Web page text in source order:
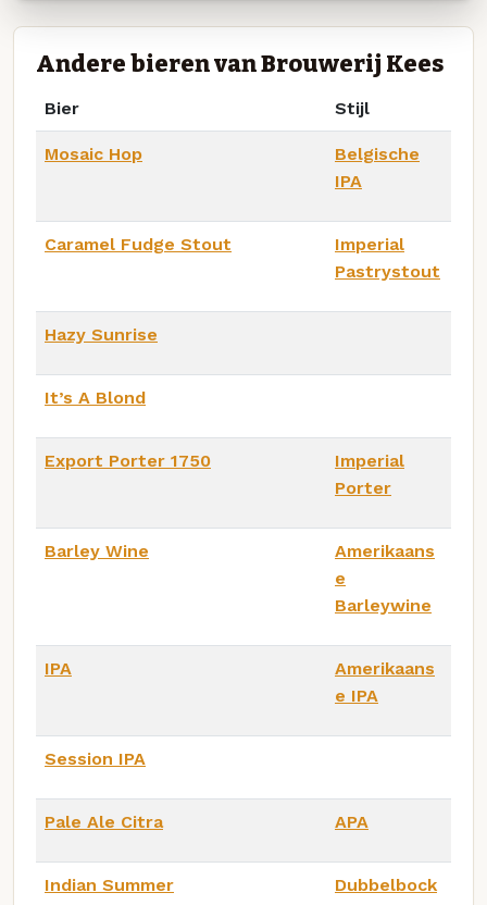
Andere bieren van Brouwerij Kees
Bier Stijl
Mosaic Hop
Belgische
IPA
Caramel Fudge Stout
Imperial
Pastrystout
Hazy Sunrise
It’s A Blond
Export Porter 1750
Imperial
Porter
Barley Wine
Amerikaans
e
Barleywine
IPA
Amerikaans
e IPA
Session IPA
Pale Ale Citra APA
Indian Summer Dubbelbock